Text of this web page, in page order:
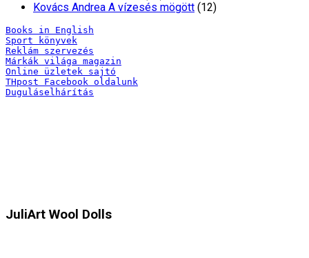
Kovács Andrea A vízesés mögött (12)
Books in English
Sport könyvek
Reklám szervezés
Márkák világa magazin
Online üzletek sajtó
THpost Facebook oldalunk
Duguláselhárítás
JuliArt Wool Dolls